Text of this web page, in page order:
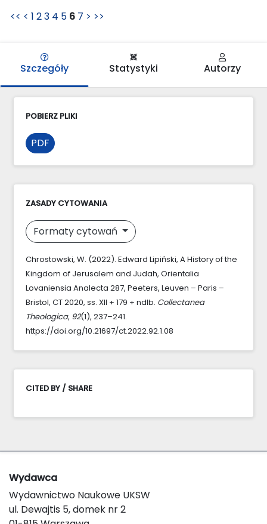
<< < 1 23 4 5 6 7 > >>
Szczegóły Statystyki Autorzy
POBIERZ PLIKI
PDF
ZASADY CYTOWANIA
Formaty cytowań
Chrostowski, W. (2022). Edward Lipiński, A History of the
Kingdom of Jerusalem and Judah, Orientalia
Lovaniensia Analecta 287, Peeters, Leuven – Paris –
Bristol, CT 2020, ss. XII + 179 + ndlb. Collectanea
Theologica, 92(1), 237–241.
https://doi.org/10.21697/ct.2022.92.1.08
CITED BY / SHARE
Wydawca
Wydawnictwo Naukowe UKSW
ul. Dewajtis 5, domek nr 2